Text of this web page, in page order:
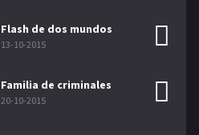
Flash de dos mundos
13-10-2015
Familia de criminales
20-10-2015